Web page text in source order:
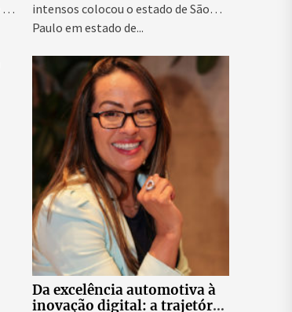
intensos colocou o estado de São
Paulo em estado de...
Da excelência automotiva à
inovação digital: a trajetória